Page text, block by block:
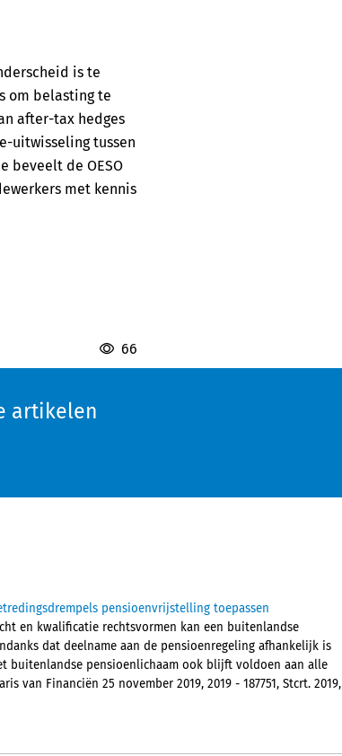
is te
om belasting te
after-tax hedges
uitwisseling tussen
beveelt de OESO
met kennis
66
artikelen
pensioenvrijstelling toepassen
en kwalificatie rechtsvormen kan een buitenlandse
dat deelname aan de pensioenregeling afhankelijk is
buitenlandse pensioenlichaam ook blijft voldoen aan alle
van Financiën 25 november 2019, 2019 - 187751, Stcrt. 2019,